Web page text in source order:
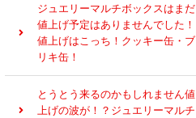
ジュエリーマルチボックスはまだ
値上げ予定はありませんでした！
値上げはこっち！クッキー缶・ブ
リキ缶！
とうとう来るのかもしれません値
上げの波が！？ジュエリーマルチ